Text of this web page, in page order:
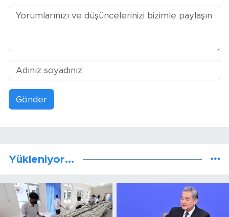
Gönder
Yükleniyor...